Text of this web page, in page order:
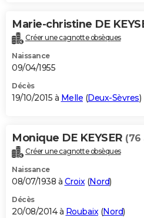
Marie-christine DE
Créer une cagnotte obsèques
Naissance
09/04/1955
Décès
19/10/2015 à Melle (Deux-Sèvres)
Monique DE KEYSER (76
Créer une cagnotte obsèques
Naissance
08/07/1938 à Croix(Nord)
Décès
20/08/2014 à Roubaix(Nord)